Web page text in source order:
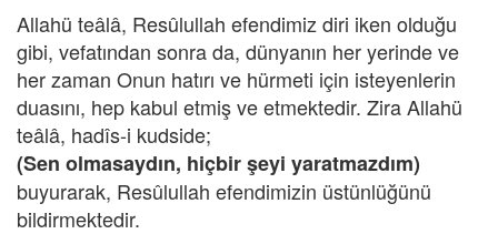
Allahü teâlâ, Resûlullah efendimiz diri iken olduğu
gibi, vefatından sonra da, dünyanın her yerinde ve
her zaman Onun hatırı ve hürmeti için isteyenlerin
duasını, hep kabul etmiş ve etmektedir. Zira Allahü
teâlâ, hadîs-i kudside;
(Sen olmasaydın, hiçbir şeyi yaratmazdım)
buyurarak, Resûlullah efendimizin üstünlüğünü
bildirmektedir.